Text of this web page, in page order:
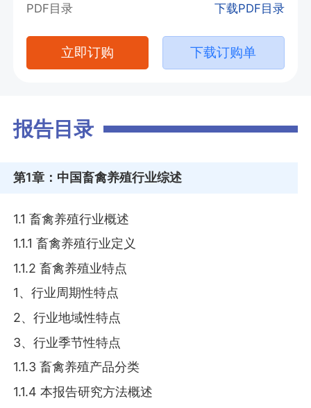
PDF目录 下载PDF目录
立即订购 下载订购单
报告目录
第1章 ：中国畜禽养殖行业综述
1.1 畜禽养殖行业概述
1.1.1 畜禽养殖行业定义
1.1.2 畜禽养殖业特点
1、行业周期性特点
2、行业地域性特点
3、行业季节性特点
1.1.3 畜禽养殖产品分类
1.1.4 本报告研究方法概述